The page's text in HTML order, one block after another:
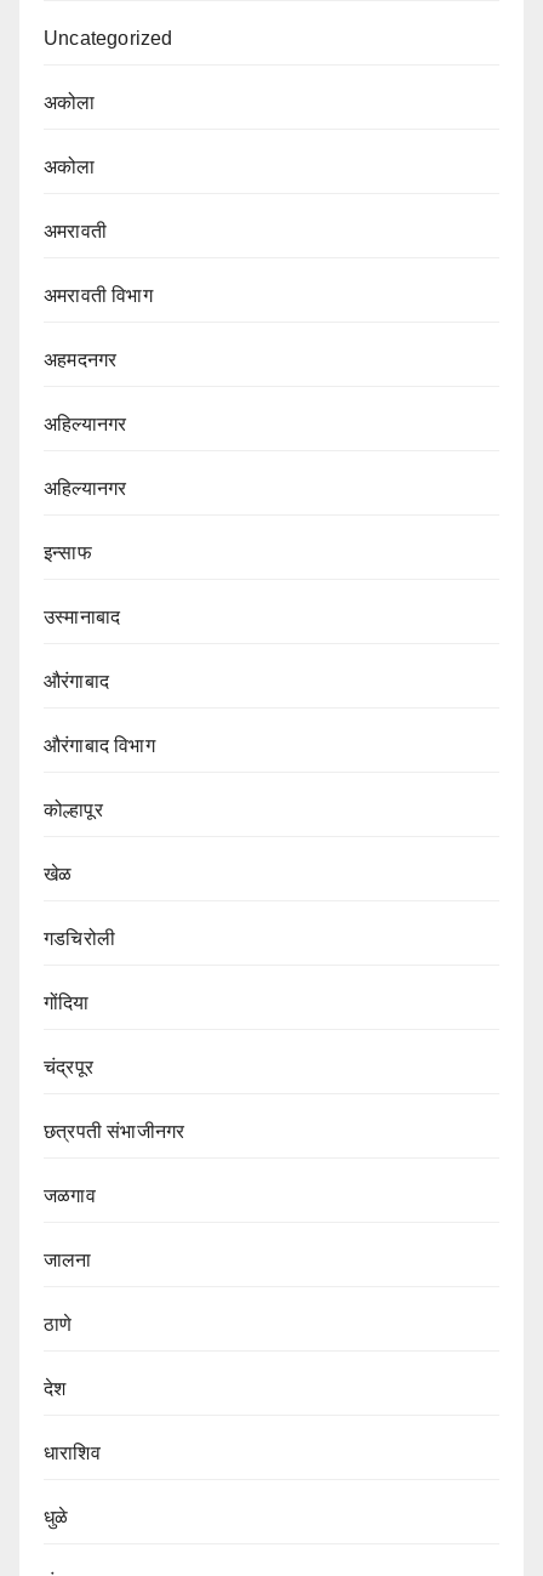
Uncategorized
अकोला
अकोला
अमरावती
अमरावती विभाग‌
अहमदनगर
अहिल्यानगर
अहिल्यानगर
इन्साफ
उस्मानाबाद
औरंगाबाद
औरंगाबाद विभाग‌
कोल्हापूर
खेळ
गडचिरोली
गोंदिया
चंद्रपूर
छत्रपती संभाजीनगर
जळगाव
जालना
ठाणे
देश
धाराशिव
धुळे